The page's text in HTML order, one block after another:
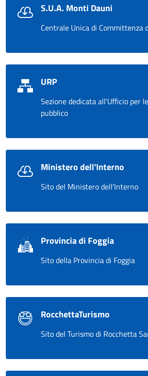
S.U.A. Monti Dauni
Centrale Unica di Committenza
URP
Sezione dedicata all'Ufficio per
pubblico
Ministero dell'Interno
Sito del Ministero dell'Interno
Provincia di Foggia
Sito della Provincia di Foggia
RocchettaTurismo
Sito del Turismo di Rocchetta